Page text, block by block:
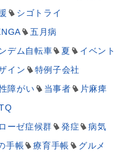
シゴトライ
五月病
デム自転車 夏
イベント
イン
特例子会社
障がい 当事者
片麻痺
ーゼ症候群 発症
病気
手帳 療育手帳
グルメ